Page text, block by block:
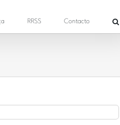
RRSS Contacto